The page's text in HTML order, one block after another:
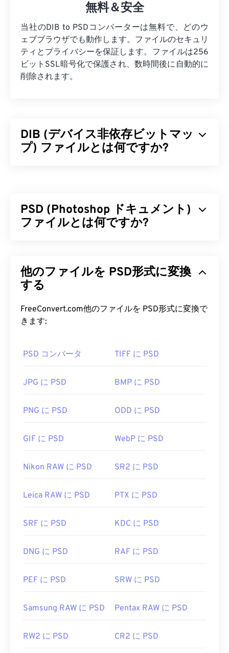
無料＆安全
当社のDIB to PSDコンバーターは無料で、どのウ
ェブブラウザでも動作します。ファイルのセキュリ
ティとプライバシーを保証します。ファイルは256
ビットSSL暗号化で保護され、数時間後に自動的に
削除されます。
DIB (デバイス非依存ビットマッ
プ) ファイルとは何ですか?
換するカラーテーブルを使用することでこれを実現
します。DIBには、ボトムアップ型とトップダウン
ついて詳しくは、Microsoftが公開している優れた
記事をご覧ください。
DIB ファイルを開くにはどうすれ
ばいいですか?
め、プラットフォームを問わずほとんどの画像ビュ
Windowsではペイントで、macOSでは
リケーションで簡単に開くことができます。さら
ムで XnView MP やフリーソフトのGIMPを使って
多くの一般的なファイル形式に簡単に変換できま
ログラムが数多くあります。FreeConvertの無料ツ
、DIBからPNG DIBからTIF ）。DIBファイルの
とができ、画像に関する有用な情報が表示される可
能性があることです。
初回リリース:
1985年11月20日
PSD (Photoshop ドキュメント)
ファイルとは何ですか?
Photoshopのデフォルトのファイル形式です。PSD
は、画像と、それに対応するレイヤー、
すべて1つのファイルに保存できます。PSDを使用
すると、ファイルの情報をアクセス可能な形式で保
は、ファイルサイズが大きくなり、扱いにくいこと
ばいいですか?
なプログラムです。Adobe製品の無料代替品とし
あります。
PSDファイルはサイズが大きいため、転送、保存、
タを圧縮できるファイル形式に変換されることがよ
たは可逆圧縮 に変換されます。
開発元:Adob​​e Inc.
初回リリース:1990年2月19日
https://www.lifewire.com/psd-file-2622194
他のファイルを PSD形式に変換
する
FreeConvert.com他のファイルを PSD形式に変換で
きます:
PSD コンバータ TIFF に PSD
JPG に PSD BMP に PSD
PNG に PSD ODD に PSD
GIF に PSD WebP に PSD
Nikon RAW に PSD SR2 に PSD
Leica RAW に PSD PTX に PSD
SRF に PSD KDC に PSD
DNG に PSD RAF に PSD
PEF に PSD SRW に PSD
Samsung RAW に PSD Pentax RAW に PSD
RW2 に PSD CR2 に PSD